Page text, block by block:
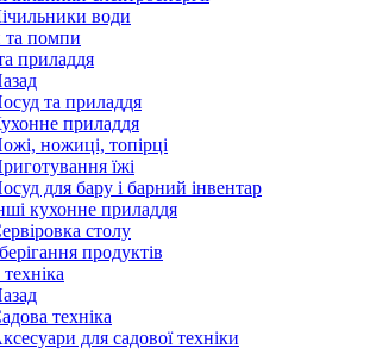
води
та помпи
приладдя
та приладдя
приладдя
ножиці, топірці
їжі
для бару і барний інвентар
кухонне приладдя
столу
продуктів
техніка
для садової техніки